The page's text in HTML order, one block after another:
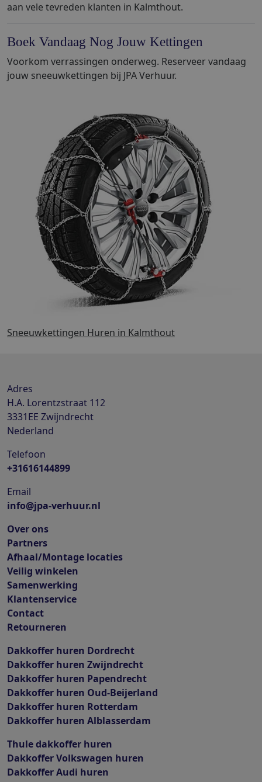
aan vele tevreden klanten in Kalmthout.
Boek Vandaag Nog Jouw Kettingen
Voorkom verrassingen onderweg. Reserveer vandaag
jouw sneeuwkettingen bij JPA Verhuur.
Sneeuwkettingen Huren in Kalmthout
Adres
H.A. Lorentzstraat 112
3331EE Zwijndrecht
Nederland
Telefoon
+31616144899
Email
info@jpa-verhuur.nl
Over ons
Partners
Afhaal/Montage locaties
Veilig winkelen
Samenwerking
Klantenservice
Contact
Retourneren
Dakkoffer huren Dordrecht
Dakkoffer huren Zwijndrecht
Dakkoffer huren Papendrecht
Dakkoffer huren Oud-Beijerland
Dakkoffer huren Rotterdam
Dakkoffer huren Alblasserdam
Thule dakkoffer huren
Dakkoffer Volkswagen huren
Dakkoffer Audi huren